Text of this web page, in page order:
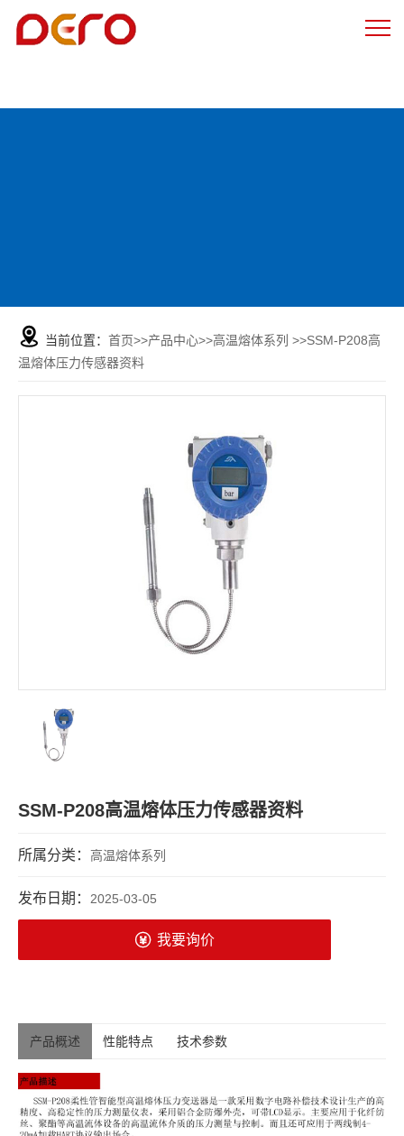
当前位置： 首页>>产品中心>>高温熔体系列 >>SSM-P208高
温熔体压力传感器资料
SSM-P208高温熔体压力传感器资料
所属分类： 高温熔体系列
发布日期： 2025-03-05
我要询价
产品概述 性能特点 技术参数